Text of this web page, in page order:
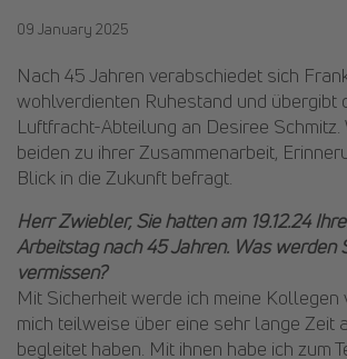
09 January 2025
Nach 45 Jahren verabschiedet sich
wohlverdienten Ruhestand und übergibt
Luftfracht-Abteilung an Desiree Schmitz.
beiden zu ihrer Zusammenarbeit,
Blick in die Zukunft befragt.
Herr Zwiebler, Sie hatten am 19.12.24
Arbeitstag nach 45 Jahren. Was werden
vermissen?
Mit Sicherheit werde ich meine Kollegen
mich teilweise über eine sehr lange Zeit
begleitet haben. Mit ihnen habe ich zum